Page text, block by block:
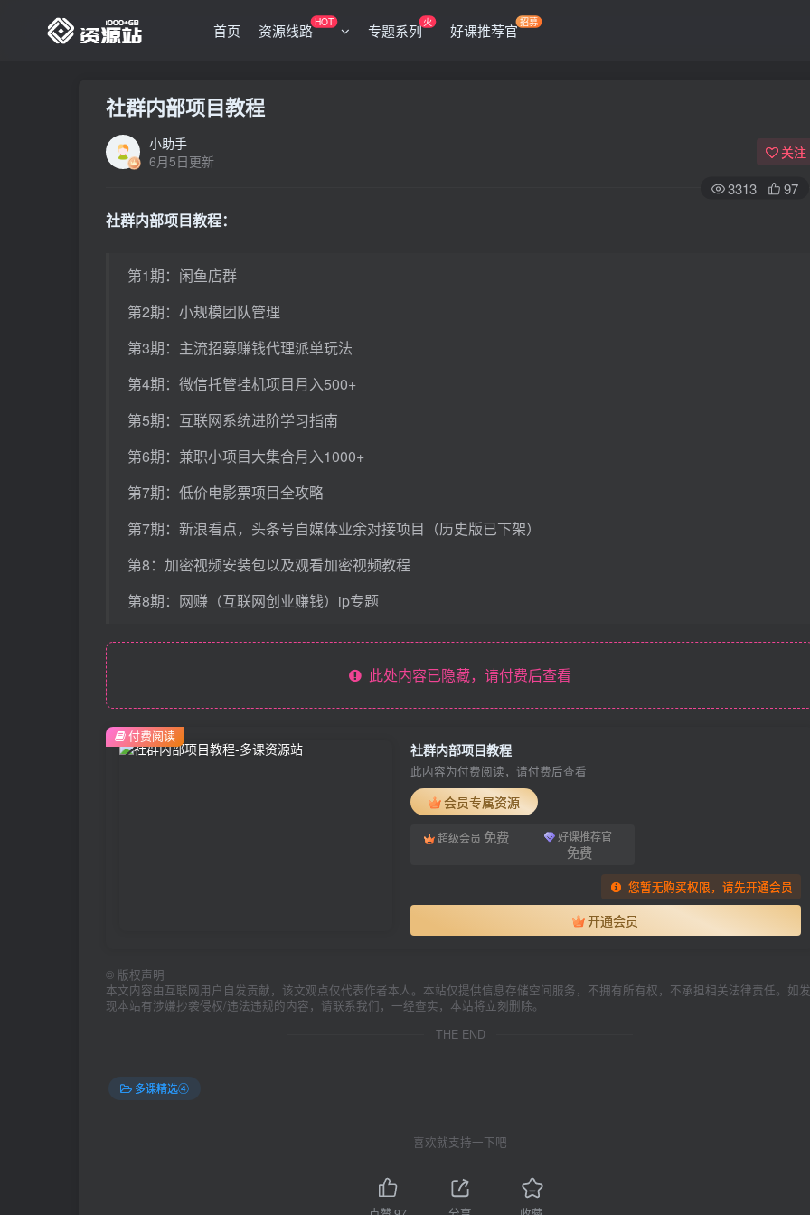
首页 资源线路HOT 专题系列火 好课推荐官招募
社群内部项目教程
小助手
6月5日更新
关注
3313 97
社群内部项目教程：
第1期：闲鱼店群
第2期：小规模团队管理
第3期：主流招募赚钱代理派单玩法
第4期：微信托管挂机项目月入500+
第5期：互联网系统进阶学习指南
第6期：兼职小项目大集合月入1000+
第7期：低价电影票项目全攻略
第7期：新浪看点，头条号自媒体业余对接项目（历史版已下架）
第8：加密视频安装包以及观看加密视频教程
第8期：网赚（互联网创业赚钱）ip专题
此处内容已隐藏，请付费后查看
社群内部项目教程
此内容为付费阅读，请付费后查看
会员专属资源
超级会员 免费 好课推荐官
免费
您暂无购买权限，请先开通会员
开通会员
付费阅读
© 版权声明
本文内容由互联网用户自发贡献，该文观点仅代表作者本人。本站仅提供信息存储空间服务，不拥有所有权，不承担相关法律责任。如发
现本站有涉嫌抄袭侵权/违法违规的内容，请联系我们，一经查实，本站将立刻删除。
THE END
多课精选④
喜欢就支持一下吧